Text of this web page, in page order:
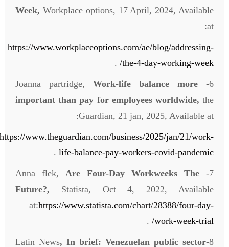
Week, Workplace options, 17 April, 2024, Available
at:
https://www.workplaceoptions.com/ae/blog/addressing-
the-4-day-working-week/
.
6- Joanna partridge,
Work-life balance more
important than pay for employees worldwide, the
Guardian, 21 jan, 2025, Available at:
https://www.theguardian.com/business/2025/jan/21/work-
life-balance-pay-workers-covid-pandemic
.
7- Anna flek,
Are Four-Day Workweeks The
Future?, Statista, Oct 4, 2022, Available
at:https://www.statista.com/chart/28388/four-day-
work-week-trial/
.
8-Latin News
, In brief: Venezuelan public sector